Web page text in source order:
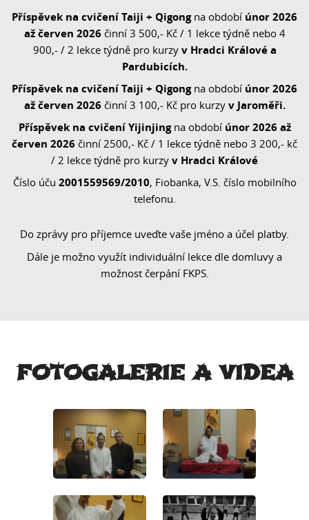
Příspěvek na cvičení Taiji + Qigongna období únor 2026
až červen 2026 činní 3 500,- Kč / 1 lekce týdně nebo 4
900,- / 2 lekce týdně pro kurzy v Hradci Králové a
Pardubicích.
Příspěvek na cvičení Taiji + Qigongna období únor 2026
až červen 2026 činní 3 100,- Kč pro kurzy v Jaroměři.
Příspěvek na cvičení Yijinjingna období únor 2026 až
červen 2026 činní 2500,- Kč / 1 lekce týdně nebo 3 200,- kč
/ 2 lekce týdně pro kurzy v Hradci Králové
Číslo úču 2001559569/2010, Fiobanka, V.S. číslo mobilního
telefonu.
Do zprávy pro příjemce uveďte vaše jméno a účel platby.
Dále je možno využít individuální lekce dle domluvy a
možnost čerpání FKPS.
FOTOGALERIE A VIDEA